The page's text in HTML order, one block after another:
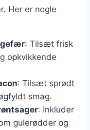
Her er nogle
: Tilsæt frisk
opkvikkende
: Tilsæt sprødt
smag.
: Inkluder
gulerødder og